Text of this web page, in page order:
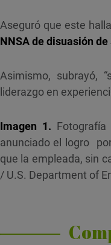
Aseguró que este
NNSA de disuasión de
Asimismo, subrayó,
liderazgo en
Imagen 1.
anunciado el logro
que la empleada, sin
/ U.S. Department of